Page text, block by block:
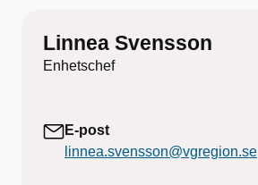
Linnea Svensson
Enhetschef
E-post
linnea.svensson@vgregion.se